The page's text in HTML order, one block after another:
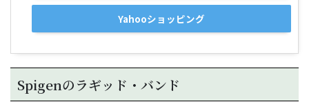
Yahooショッピング
Spigenのラギッド・バンド